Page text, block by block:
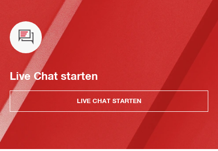
Live Chat starten
LIVE CHAT STARTEN